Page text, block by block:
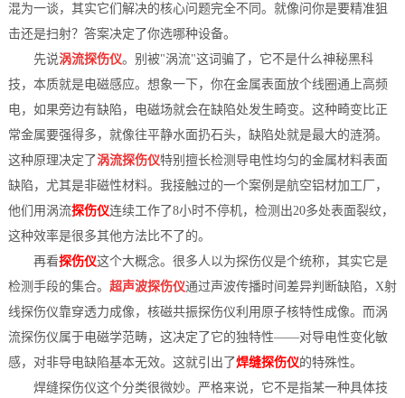
心
文
务
支
持
联
德
斯
森
混为一谈，其实它们解决的核心问题完全不同。就像问你是要精准狙
击还是扫射？答案决定了你选哪种设备。
先说涡流探伤仪。别被"涡流"这词骗了，它不是什么神秘黑科
技，本质就是电磁感应。想象一下，你在金属表面放个线圈通上高频
电，如果旁边有缺陷，电磁场就会在缺陷处发生畸变。这种畸变比正
常金属要强得多，就像往平静水面扔石头，缺陷处就是最大的涟漪。
这种原理决定了涡流探伤仪特别擅长检测导电性均匀的金属材料表面
缺陷，尤其是非磁性材料。我接触过的一个案例是航空铝材加工厂，
他们用涡流探伤仪连续工作了8小时不停机，检测出20多处表面裂纹，
这种效率是很多其他方法比不了的。
再看探伤仪这个大概念。很多人以为探伤仪是个统称，其实它是
检测手段的集合。 超声波探伤仪通过声波传播时间差异判断缺陷，X射
线探伤仪靠穿透力成像，核磁共振探伤仪利用原子核特性成像。而涡
流探伤仪属于电磁学范畴，这决定了它的独特性——对导电性变化敏
感，对非导电缺陷基本无效。这就引出了焊缝探伤仪的特殊性。
焊缝探伤仪这个分类很微妙。严格来说，它不是指某一种具体技